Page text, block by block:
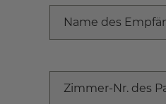
Name des
Zimmer-Nr. des